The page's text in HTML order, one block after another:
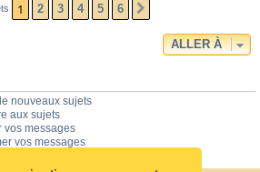
1 2 3 4 5 6
ALLER À
nouveaux sujets
aux sujets
vos messages
vos messages